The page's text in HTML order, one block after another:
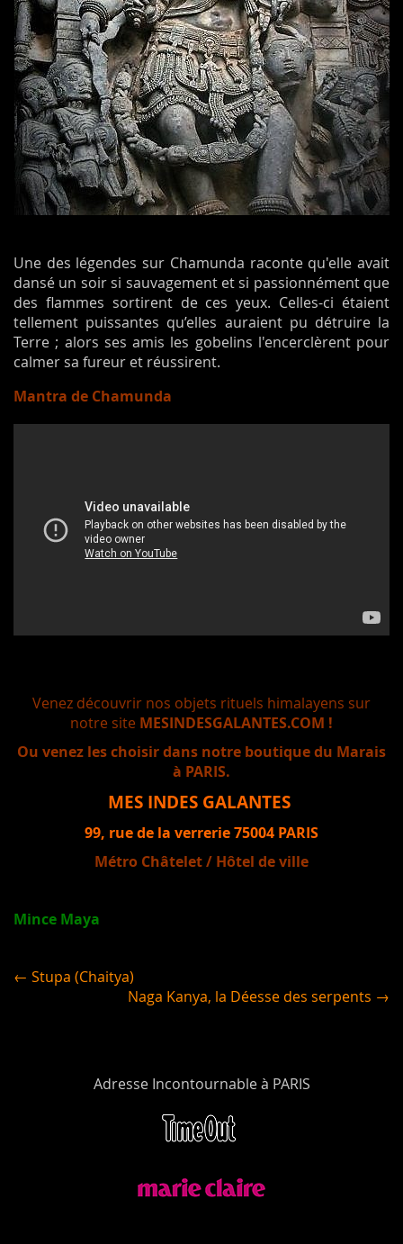
Une des légendes sur Chamunda raconte qu'elle avait
dansé un soir si sauvagement et si passionnément que
des flammes sortirent de ces yeux. Celles-ci étaient
tellement puissantes qu’elles auraient pu détruire la
Terre ; alors ses amis les gobelins l'encerclèrent pour
calmer sa fureur et réussirent.
Mantra de Chamunda
Venez découvrir nos objets rituels himalayens sur
notre site MESINDESGALANTES.COM !
Ou venez les choisir dans notre boutique du Marais
à PARIS.
MES INDES GALANTES
99, rue de la verrerie 75004 PARIS
Métro Châtelet / Hôtel de ville
Mince Maya
← Stupa (Chaitya)
Naga Kanya, la Déesse des serpents →
Adresse Incontournable à PARIS